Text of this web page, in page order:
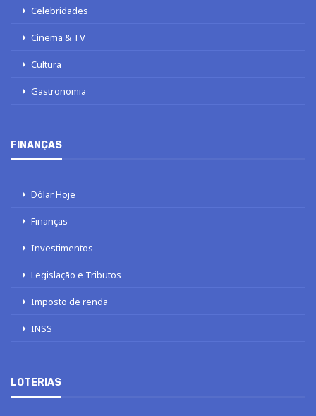
Celebridades
Cinema & TV
Cultura
Gastronomia
FINANÇAS
Dólar Hoje
Finanças
Investimentos
Legislação e Tributos
Imposto de renda
INSS
LOTERIAS